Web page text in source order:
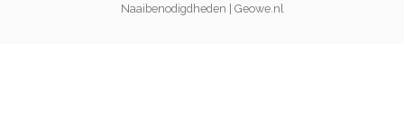
Naaibenodigdheden | Geowe.nl